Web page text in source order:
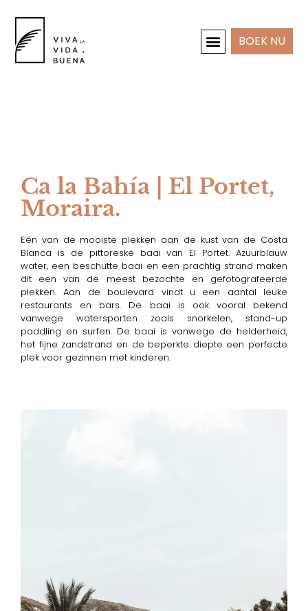
BOEK NU
Ca la Bahía | El Portet,
Moraira.
Eén van de mooiste plekken aan de kust van de Costa
Blanca is de pittoreske baai van El Portet. Azuurblauw
water, een beschutte baai en een prachtig strand maken
dit een van de meest bezochte en gefotografeerde
plekken. Aan de boulevard vindt u een aantal leuke
restaurants en bars. De baai is ook vooral bekend
vanwege watersporten zoals snorkelen, stand-up
paddling en surfen. De baai is vanwege de helderheid,
het fijne zandstrand en de beperkte diepte een perfecte
plek voor gezinnen met kinderen.